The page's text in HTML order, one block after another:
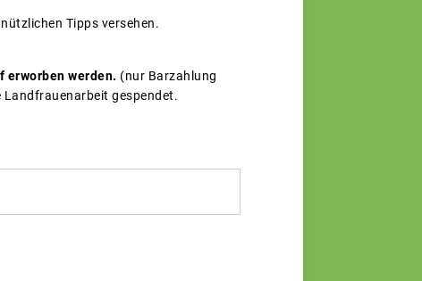
Tipps versehen.
erworben werden. (nur Barzahlung
gespendet.